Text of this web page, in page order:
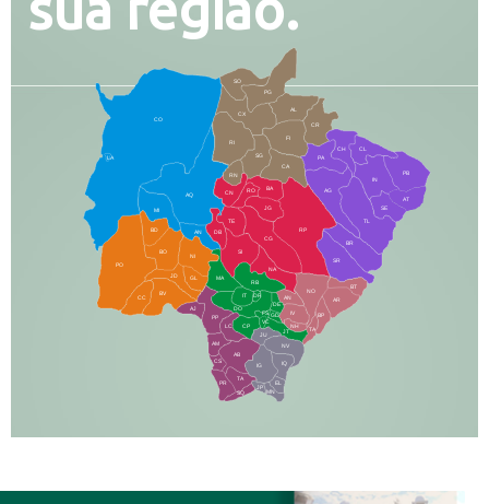
CO
AQ
MI
AN
CX
RI
AL
CR
FI
SG
BA
CA
PA
CH CL
PB
SE
TL
AG
BR
SR
BT
AR
RP
RO
JG
CG
SI
NA
TA
NH
JT
RB
MA
IT
DR
DO
CP
JU
NV
IQ
EL
BD
BO
NI
JD
PO
BV
CC
PP
AJ
LC
AM
AB
JP
DB
TE
CS
PR
TA
SQ
IG
MN
IN
NO
BP
RN
CN
GL
AN
IV
FS
VC
GD
DE
AT
PG
SO
LA